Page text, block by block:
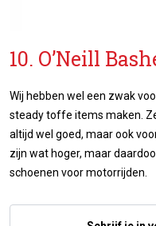
10. O’Neill
Wij hebben wel een zwak
steady toffe items maken.
altijd wel goed, maar ook
zijn wat hoger, maar
schoenen voor motorrijden.